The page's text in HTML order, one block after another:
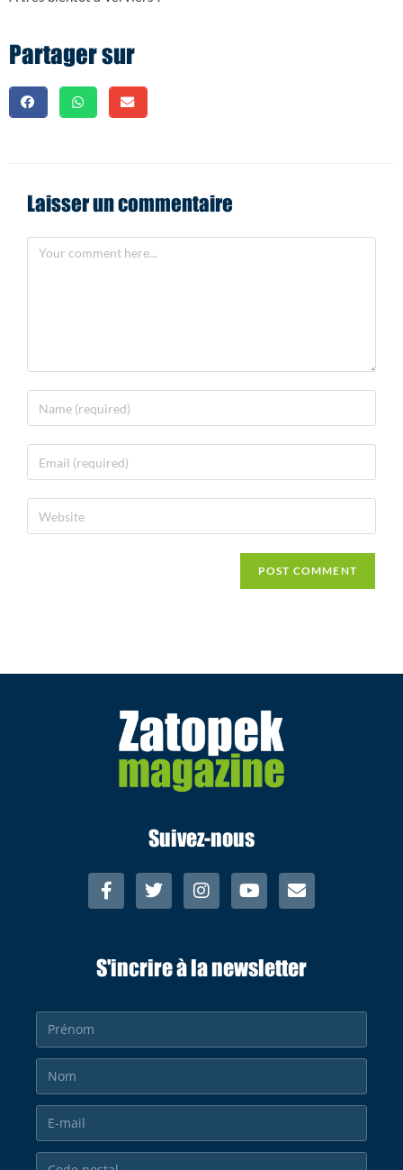
Partager sur
Laisser un commentaire
Suivez-nous
S'incrire à la newsletter